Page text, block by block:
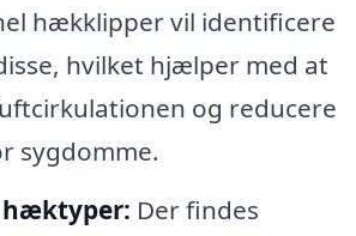
hækklipper vil identificere
hvilket hjælper med at
og reducere
sygdomme.
hæktyper: Der findes